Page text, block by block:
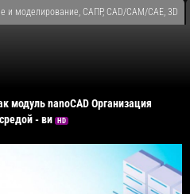
и моделирование, САПР, CAD/CAM/CAE, 3D
модуль nanoCAD Организация
- ви
HD